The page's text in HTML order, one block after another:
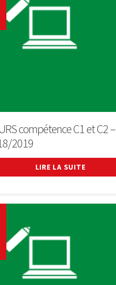
compétence C1 et C2 –
2019
LIRE LA SUITE